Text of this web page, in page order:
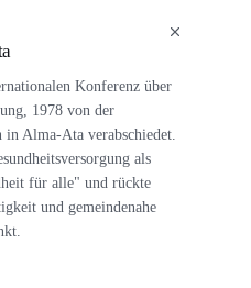
Konferenz über
1978 von der
in Alma-Ata verabschiedet.
als
für alle" und rückte
und gemeindenahe